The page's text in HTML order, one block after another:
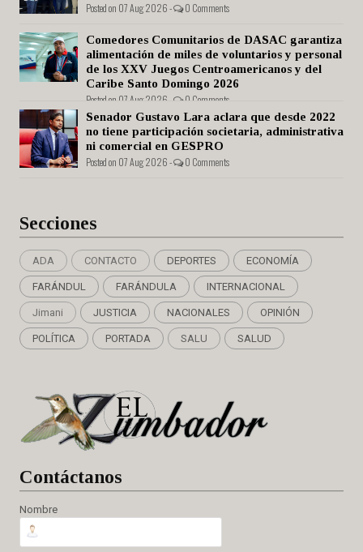
Posted on 07 Aug 2026 - 0 Comments
Comedores Comunitarios de DASAC garantiza
alimentación de miles de voluntarios y personal
de los XXV Juegos Centroamericanos y del
Caribe Santo Domingo 2026
Posted on 07 Aug 2026 - 0 Comments
Senador Gustavo Lara aclara que desde 2022
no tiene participación societaria, administrativa
ni comercial en GESPRO
Posted on 07 Aug 2026 - 0 Comments
Secciones
ADA CONTACTO DEPORTES ECONOMÍA
FARÁNDUL FARÁNDULA INTERNACIONAL
Jimani JUSTICIA NACIONALES OPINIÓN
POLÍTICA PORTADA SALU SALUD
Contáctanos
Nombre